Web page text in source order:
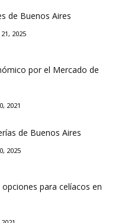
de Buenos Aires
2025
por el Mercado de
2021
de Buenos Aires
2025
para celíacos en